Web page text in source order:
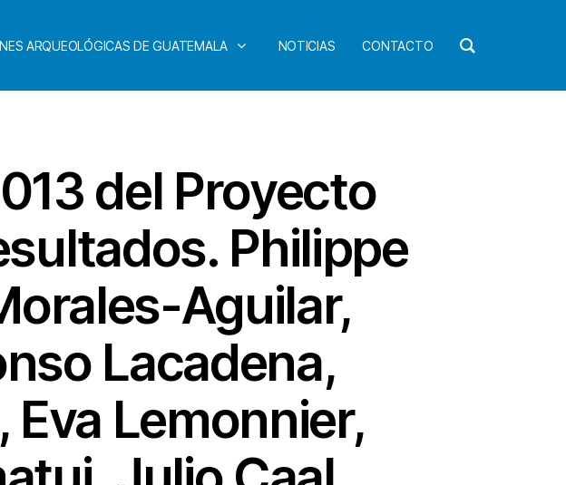
ARQUEOLÓGICAS DE GUATEMALA NOTICIAS CONTACTO
del Proyecto
Philippe
Aguilar,
Lacadena,
Lemonnier,